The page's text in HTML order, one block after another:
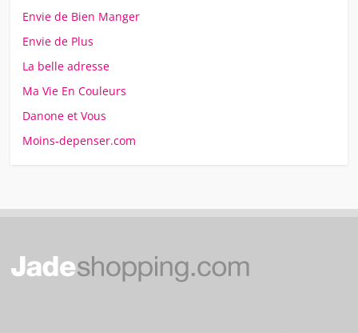
Envie de Bien Manger
Envie de Plus
La belle adresse
Ma Vie En Couleurs
Danone et Vous
Moins-depenser.com